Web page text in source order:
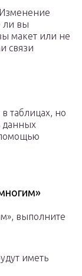
ли вы
макет или не
связи
таблицах, но
данных
выполните
иметь